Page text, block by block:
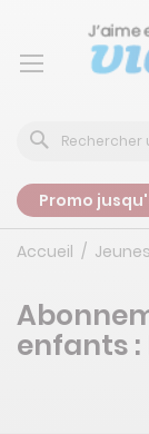
Promo
Accueil
enfants